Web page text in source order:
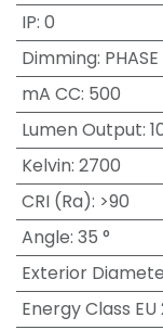
IP: 0
Dimming: PHASE
mA CC: 500
Lumen Output:
Kelvin: 2700
CRI (Ra): >90
Angle: 35 °
Exterior
Energy Class EU